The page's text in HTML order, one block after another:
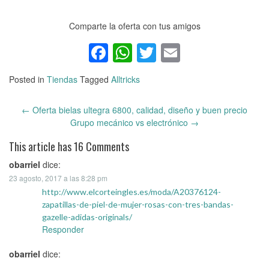
Comparte la oferta con tus amigos
Facebook
WhatsApp
Twitter
Posted in Tiendas Tagged Alltricks
← Oferta bielas ultegra 6800, calidad, diseño y buen precio
Grupo mecánico vs electrónico →
This article has 16 Comments
obarriel dice:
23 agosto, 2017 a las 8:28 pm
http://www.elcorteingles.es/moda/A20376124-
zapatillas-de-piel-de-mujer-rosas-con-tres-bandas-
gazelle-adidas-originals/
Responder
obarriel dice: